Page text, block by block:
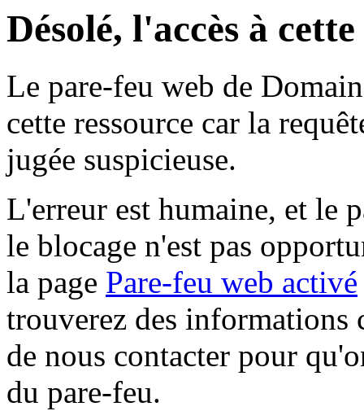
Désolé, l'accès à
Le pare-feu web de
cette ressource car la
jugée suspicieuse.
L'erreur est humaine, et le
le blocage n'est pas
la page Pare-feu web activé
trouverez des informations
de nous contacter pour
du pare-feu.